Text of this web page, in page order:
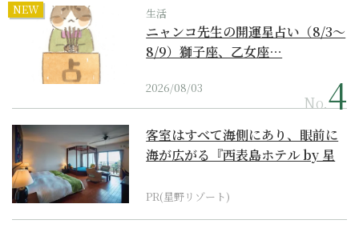
NEW 生活
ニャンコ先生の開運星占い（8/3～
8/9）獅子座、乙女座…
2026/08/03
No.
客室はすべて海側にあり、眼前に
海が広がる『西表島ホテル by 星
PR(星野リゾート)